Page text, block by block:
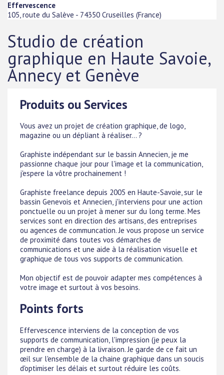
Effervescence
105, route du Salève - 74350 Cruseilles (France)
Studio de création
graphique en Haute Savoie,
Annecy et Genève
Produits ou Services
Vous avez un projet de création graphique, de logo,
magazine ou un dépliant à réaliser... ?
Graphiste indépendant sur le bassin Annecien, je me
passionne chaque jour pour l'image et la communication,
j'espere la vôtre prochainement !
Graphiste freelance depuis 2005 en Haute-Savoie, sur le
bassin Genevois et Annecien, j'interviens pour une action
ponctuelle ou un projet à mener sur du long terme. Mes
services sont en direction des artisans, des entreprises
ou agences de communcation. Je vous propose un service
de proximité dans toutes vos démarches de
communications et une aide à la réalisation visuelle et
graphique de tous vos supports de communication.
Mon objectif est de pouvoir adapter mes compétences à
votre image et surtout à vos besoins.
Points forts
Effervescence interviens de la conception de vos
supports de communication, l'impression (je peux la
prendre en charge) à la livraison. Je garde de ce fait un
œil sur l'ensemble de la chaine graphique dans un soucis
d'optimiser les délais et surtout réduire les coûts.